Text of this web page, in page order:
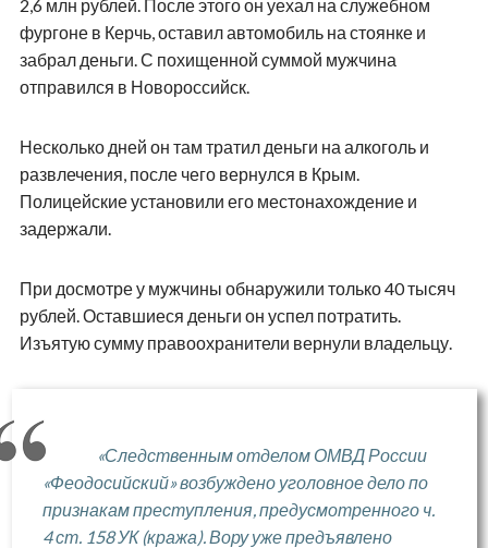
2,6 млн рублей. После этого он уехал на служебном
фургоне в Керчь, оставил автомобиль на стоянке и
забрал деньги. С похищенной суммой мужчина
отправился в Новороссийск.
Несколько дней он там тратил деньги на алкоголь и
развлечения, после чего вернулся в Крым.
Полицейские установили его местонахождение и
задержали.
При досмотре у мужчины обнаружили только 40 тысяч
рублей. Оставшиеся деньги он успел потратить.
Изъятую сумму правоохранители вернули владельцу.
«Следственным отделом ОМВД России
«Феодосийский» возбуждено уголовное дело по
признакам преступления, предусмотренного ч.
4 ст. 158 УК (кража). Вору уже предъявлено